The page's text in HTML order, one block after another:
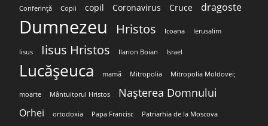
Conferință Copii copil Coronavirus Cruce dragoste
Dumnezeu Hristos Icoana Ierusalim
Iisus Iisus Hristos Ilarion Boian Israel
Lucășeuca mamă Mitropolia Mitropolia Moldovei;
moarte Mântuitorul Hristos Nașterea Domnului
Orhei ortodoxia Papa Francisc Patriarhia de la Moscova